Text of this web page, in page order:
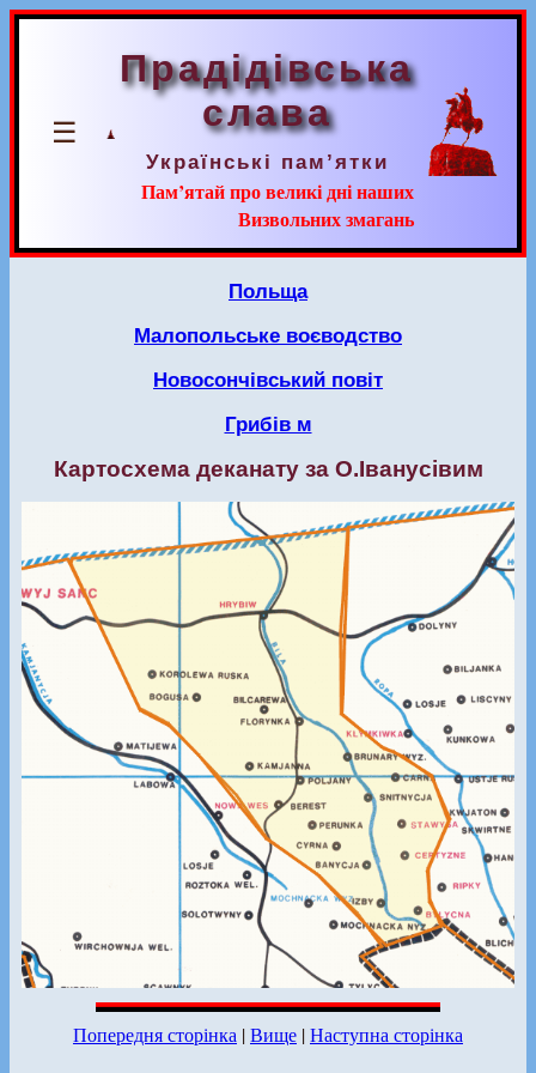
☰
Прадідівська
слава
Українські пам’ятки
Пам’ятай про великі дні наших
Визвольних змагань
Польща
Малопольське воєводство
Новосончівський повіт
Грибів м
Картосхема деканату за О.Іванусівим
Попередня сторінка |Вище |Наступна сторінка